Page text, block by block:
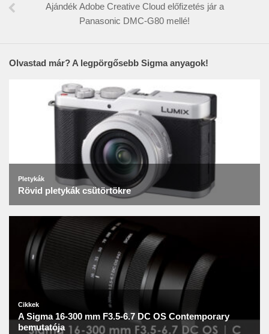
Ajándék Adobe Creative Cloud előfizetés jár a
Panasonic DMC-G80 mellé!
Olvastad már? A legpörgősebb Sigma anyagok!